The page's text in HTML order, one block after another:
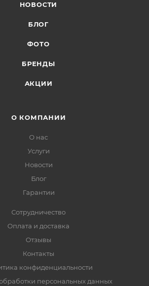
НОВОСТИ
БЛОГ
ФОТО
БРЕНДЫ
АКЦИИ
О КОМПАНИИ
О нас
Услуги
Новости
Блог
Гарантии
Сотрудничество
Оплата и доставка
Отзывы
Контакты
конфиденциальности
персональных данных